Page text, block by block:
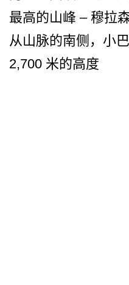
最高的山峰 – 穆拉
从­山脉的南侧，小
2,700 米的高度